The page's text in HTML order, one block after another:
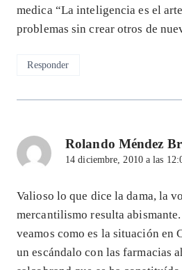
medica “La inteligencia es el
problemas sin crear otros de
Responder
Rolando Méndez
14 diciembre, 2010 a las
Valioso lo que dice la dama, la
mercantilismo resulta
veamos como es la situación en
un escándalo con las farmacias